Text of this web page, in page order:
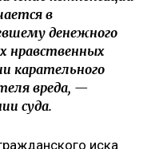
без
оснований для
не установлено. В
определение суммы